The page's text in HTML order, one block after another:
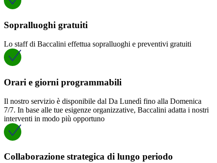
Sopralluoghi gratuiti
Lo staff di Baccalini effettua sopralluoghi e preventivi gratuiti
Orari e giorni programmabili
Il nostro servizio è disponibile dal Da Lunedì fino alla Domenica
7/7. In base alle tue esigenze organizzative, Baccalini adatta i nostri
interventi in modo più opportuno
Collaborazione strategica di lungo periodo